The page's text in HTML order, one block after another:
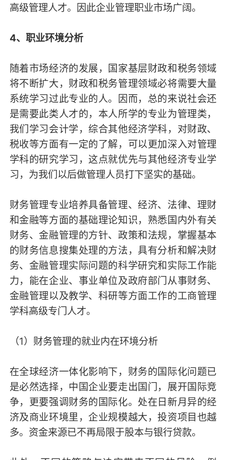
高级管理人才。因此企业管理职业市场广阔。
4、职业环境分析
随着市场经济的发展，国家基层财政和税务领域
将不断扩大，财政和税务管理领域必将需要大量
系统学习过此专业的人。因而，总的来说社会还
是需要此类人才的，本人所学的专业为管理类，
我们学习会计学，综合其他经济学科，对财政、
税收等方面有一定的了解，可以更加深入对管理
学科的研究学习，这点就优先与其他经济专业学
习，为我们以后做管理人员打下坚实的基础。
财务管理专业培养具备管理、经济、法律、理财
和金融等方面的基础理论知识，熟悉国内外有关
财务、金融管理的方针、政策和法规，掌握基本
的财务信息搜集处理的方法，具有分析和解决财
务、金融管理实际问题的科学研究和实际工作能
力，能在企业、事业单位及政府部门从事财务、
金融管理以及教学、科研等方面工作的工商管理
学科高级专门人才。
（1）财务管理的就业内在环境分析
在全球经济一体化影响下，财务的国际化问题已
是必然选择，中国企业要走出国门，展开国际竞
争，更要强调财务的国际化。处在日新月异的经
济及商业环境里，企业规模越大，投资项目也越
多。资金来源已不再局限于股本与银行贷款。